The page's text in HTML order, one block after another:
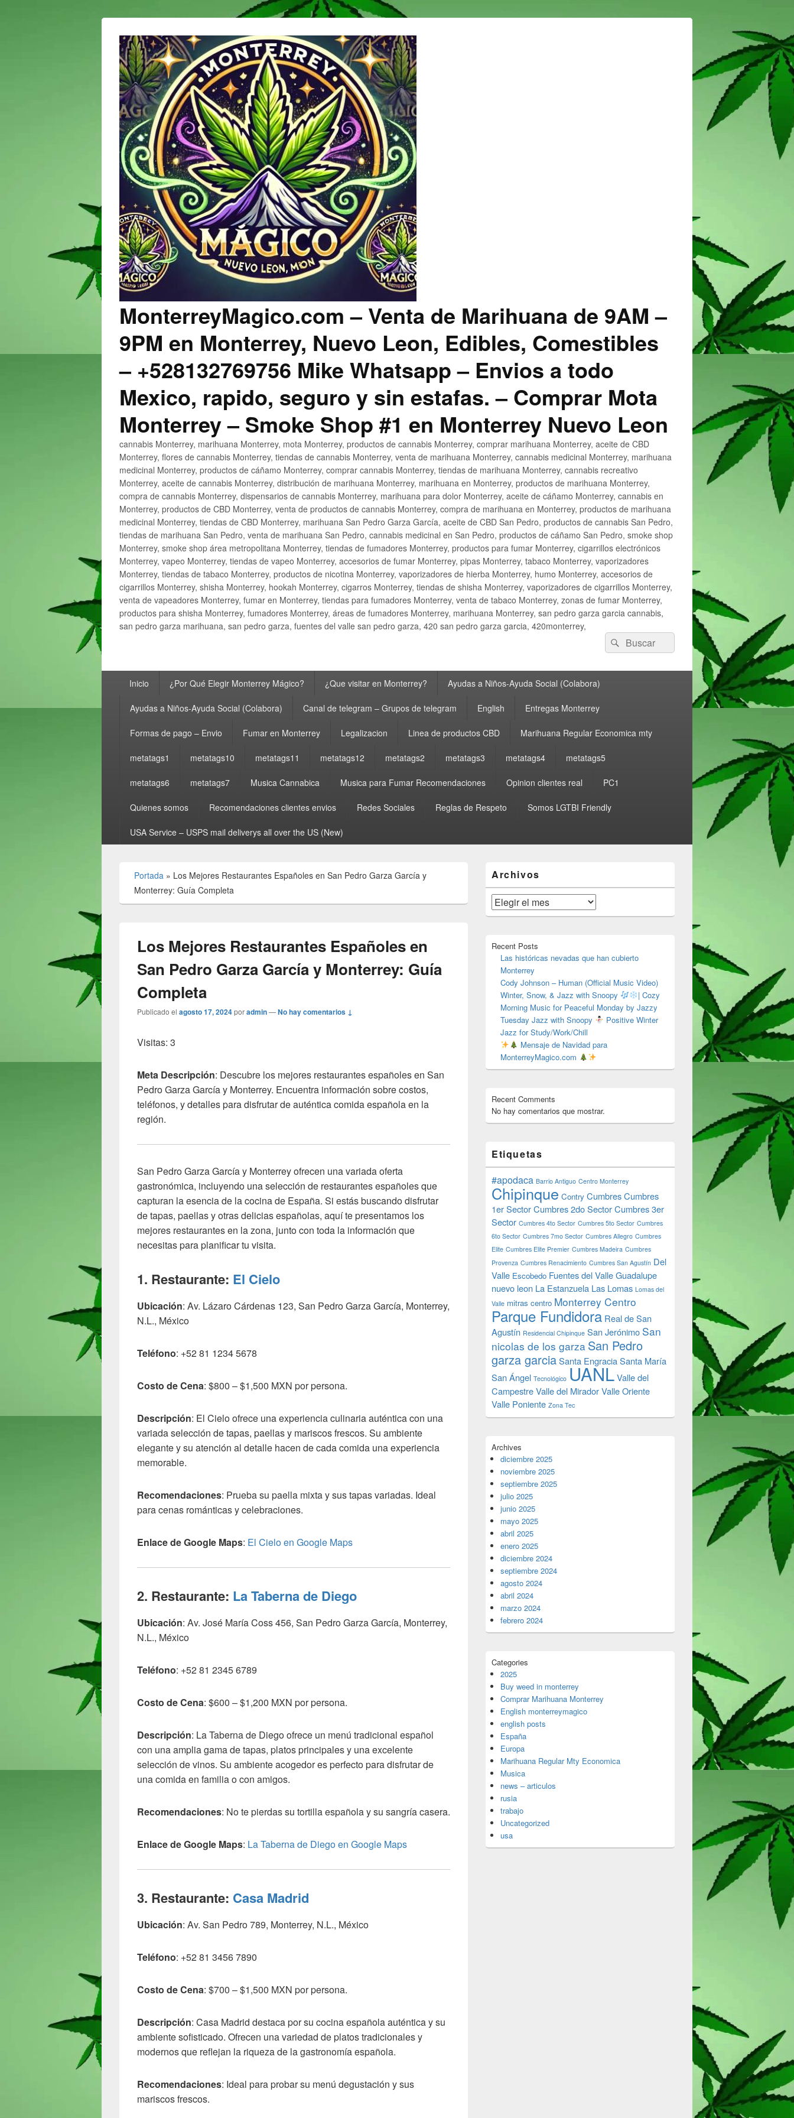
MonterreyMagico.com – Venta de Marihuana de 9AM –
9PM en Monterrey, Nuevo Leon, Edibles, Comestibles
– +528132769756 Mike Whatsapp – Envios a todo
Mexico, rapido, seguro y sin estafas. – Comprar Mota
Monterrey – Smoke Shop #1 en Monterrey Nuevo Leon
cannabis Monterrey, marihuana Monterrey, mota Monterrey, productos de cannabis Monterrey, comprar marihuana Monterrey, aceite de CBD
Monterrey, flores de cannabis Monterrey, tiendas de cannabis Monterrey, venta de marihuana Monterrey, cannabis medicinal Monterrey, marihuana
medicinal Monterrey, productos de cáñamo Monterrey, comprar cannabis Monterrey, tiendas de marihuana Monterrey, cannabis recreativo
Monterrey, aceite de cannabis Monterrey, distribución de marihuana Monterrey, marihuana en Monterrey, productos de marihuana Monterrey,
compra de cannabis Monterrey, dispensarios de cannabis Monterrey, marihuana para dolor Monterrey, aceite de cáñamo Monterrey, cannabis en
Monterrey, productos de CBD Monterrey, venta de productos de cannabis Monterrey, compra de marihuana en Monterrey, productos de marihuana
medicinal Monterrey, tiendas de CBD Monterrey, marihuana San Pedro Garza García, aceite de CBD San Pedro, productos de cannabis San Pedro,
tiendas de marihuana San Pedro, venta de marihuana San Pedro, cannabis medicinal en San Pedro, productos de cáñamo San Pedro, smoke shop
Monterrey, smoke shop área metropolitana Monterrey, tiendas de fumadores Monterrey, productos para fumar Monterrey, cigarrillos electrónicos
Monterrey, vapeo Monterrey, tiendas de vapeo Monterrey, accesorios de fumar Monterrey, pipas Monterrey, tabaco Monterrey, vaporizadores
Monterrey, tiendas de tabaco Monterrey, productos de nicotina Monterrey, vaporizadores de hierba Monterrey, humo Monterrey, accesorios de
cigarrillos Monterrey, shisha Monterrey, hookah Monterrey, cigarros Monterrey, tiendas de shisha Monterrey, vaporizadores de cigarrillos Monterrey,
venta de vapeadores Monterrey, fumar en Monterrey, tiendas para fumadores Monterrey, venta de tabaco Monterrey, zonas de fumar Monterrey,
productos para shisha Monterrey, fumadores Monterrey, áreas de fumadores Monterrey, marihuana Monterrey, san pedro garza garcia cannabis,
san pedro garza marihuana, san pedro garza, fuentes del valle san pedro garza, 420 san pedro garza garcia, 420monterrey,
Buscar
por:
Buscar
principalInicio ¿Por Qué Elegir Monterrey Mágico? ¿Que visitar en Monterrey? Ayudas a Niños-Ayuda Social (Colabora)
Ayudas a Niños-Ayuda Social (Colabora) Canal de telegram – Grupos de telegram English Entregas Monterrey
Formas de pago – Envio Fumar en Monterrey Legalizacion Linea de productos CBD Marihuana Regular Economica mty
metatags1 metatags10 metatags11 metatags12 metatags2 metatags3 metatags4 metatags5
metatags6 metatags7 Musica Cannabica Musica para Fumar Recomendaciones Opinion clientes real PC1
Quienes somos Recomendaciones clientes envios Redes Sociales Reglas de Respeto Somos LGTBI Friendly
USA Service – USPS mail deliverys all over the US (New)
Portada » Los Mejores Restaurantes Españoles en San Pedro Garza García y
Monterrey: Guía Completa
Los Mejores Restaurantes Españoles en
San Pedro Garza García y Monterrey: Guía
Completa
Publicado el agosto 17, 2024poradmin—No hay comentarios ↓
Visitas: 3
Meta Descripción: Descubre los mejores restaurantes españoles en San
Pedro Garza García y Monterrey. Encuentra información sobre costos,
teléfonos, y detalles para disfrutar de auténtica comida española en la
región.
San Pedro Garza García y Monterrey ofrecen una variada oferta
gastronómica, incluyendo una selección de restaurantes españoles que
capturan la esencia de la cocina de España. Si estás buscando disfrutar
de tapas, paellas y otras delicias españolas, aquí te presentamos los
mejores restaurantes en la zona, junto con toda la información que
necesitas para planificar tu visita.
1. Restaurante: El Cielo
Ubicación: Av. Lázaro Cárdenas 123, San Pedro Garza García, Monterrey,
N.L., México
Teléfono: +52 81 1234 5678
Costo de Cena: $800 – $1,500 MXN por persona.
Descripción: El Cielo ofrece una experiencia culinaria auténtica con una
variada selección de tapas, paellas y mariscos frescos. Su ambiente
elegante y su atención al detalle hacen de cada comida una experiencia
memorable.
Recomendaciones: Prueba su paella mixta y sus tapas variadas. Ideal
para cenas románticas y celebraciones.
Enlace de Google Maps: El Cielo en Google Maps
2. Restaurante: La Taberna de Diego
Ubicación: Av. José María Coss 456, San Pedro Garza García, Monterrey,
N.L., México
Teléfono: +52 81 2345 6789
Costo de Cena: $600 – $1,200 MXN por persona.
Descripción: La Taberna de Diego ofrece un menú tradicional español
con una amplia gama de tapas, platos principales y una excelente
selección de vinos. Su ambiente acogedor es perfecto para disfrutar de
una comida en familia o con amigos.
Recomendaciones: No te pierdas su tortilla española y su sangría casera.
Enlace de Google Maps: La Taberna de Diego en Google Maps
3. Restaurante: Casa Madrid
Ubicación: Av. San Pedro 789, Monterrey, N.L., México
Teléfono: +52 81 3456 7890
Costo de Cena: $700 – $1,500 MXN por persona.
Descripción: Casa Madrid destaca por su cocina española auténtica y su
ambiente sofisticado. Ofrecen una variedad de platos tradicionales y
modernos que reflejan la riqueza de la gastronomía española.
Recomendaciones: Ideal para probar su menú degustación y sus
mariscos frescos.
área
de
widget
barra
lateral
Archivos
Archivos
Recent Posts
Las históricas nevadas que han cubierto
Monterrey
Cody Johnson – Human (Official Music Video)
Winter, Snow, & Jazz with Snoopy
| Cozy
Morning Music for Peaceful Monday by Jazzy
Tuesday Jazz with Snoopy
Positive Winter
Jazz for Study/Work/Chill
Mensaje de Navidad para
MonterreyMagico.com
Recent Comments
No hay comentarios que mostrar.
Etiquetas
#apodaca Barrio Antiguo Centro Monterrey
Chipinque Contry CumbresCumbres
1er SectorCumbres 2do SectorCumbres 3er
Sector Cumbres 4to Sector Cumbres 5to Sector Cumbres
6to Sector Cumbres 7mo Sector Cumbres Allegro Cumbres
Elite Cumbres Elite Premier Cumbres Madeira Cumbres
Provenza Cumbres Renacimiento Cumbres San Agustín Del
Valle Escobedo Fuentes del ValleGuadalupe
nuevo leon La Estanzuela Las Lomas Lomas del
Valle mitras centro Monterrey Centro
Parque Fundidora Real de San
Agustín Residencial Chipinque San Jerónimo San
nicolas de los garza San Pedro
garza garciaSanta EngraciaSanta María
San Ángel Tecnológico UANLValle del
CampestreValle del MiradorValle Oriente
Valle Poniente Zona Tec
Archives
diciembre 2025
noviembre 2025
septiembre 2025
julio 2025
junio 2025
mayo 2025
abril 2025
enero 2025
diciembre 2024
septiembre 2024
agosto 2024
abril 2024
marzo 2024
febrero 2024
Categories
2025
Buy weed in monterrey
Comprar Marihuana Monterrey
English monterreymagico
english posts
España
Europa
Marihuana Regular Mty Economica
Musica
news – articulos
rusia
trabajo
Uncategorized
usa